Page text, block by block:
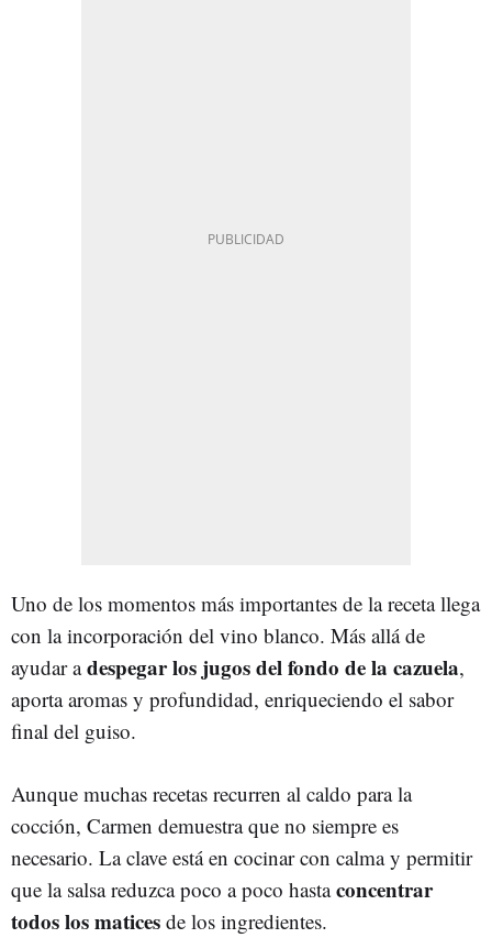
Uno de los momentos más importantes de la receta llega
con la incorporación del vino blanco. Más allá de
ayudar adespegar los jugos del fondo de la cazuela,
aporta aromas y profundidad, enriqueciendo el sabor
final del guiso.
Aunque muchas recetas recurren al caldo para la
cocción, Carmen demuestra que no siempre es
necesario. La clave está en cocinar con calma y permitir
que la salsa reduzca poco a poco hastaconcentrar
todos los matices de los ingredientes.